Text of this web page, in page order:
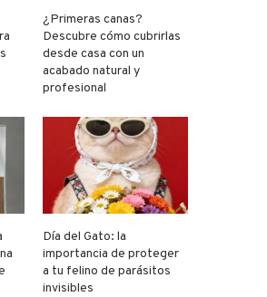
¿Primeras canas?
Descubre cómo cubrirlas
desde casa con un
acabado natural y
profesional
Día del Gato: la
importancia de proteger
a tu felino de parásitos
invisibles